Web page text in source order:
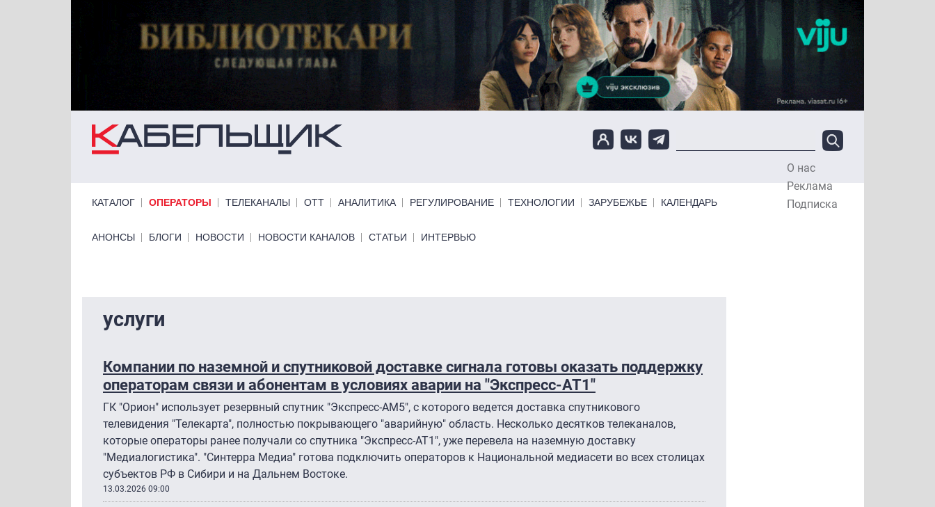
О нас
Реклама
Подписка
КАТАЛОГ ОПЕРАТОРЫ ТЕЛЕКАНАЛЫ ОТТ АНАЛИТИКА РЕГУЛИРОВАНИЕ ТЕХНОЛОГИИ ЗАРУБЕЖЬЕ КАЛЕНДАРЬ
Primary links bottom
АНОНСЫ БЛОГИ НОВОСТИ НОВОСТИ КАНАЛОВ СТАТЬИ ИНТЕРВЬЮ
услуги
Компании по наземной и спутниковой доставке сигнала готовы оказать поддержку
операторам связи и абонентам в условиях аварии на "Экспресс-АТ1″
ГК "Орион" использует резервный спутник "Экспресс-АМ5″, с которого ведется доставка спутникового
телевидения "Телекарта", полностью покрывающего "аварийную" область. Несколько десятков телеканалов,
которые операторы ранее получали со спутника "Экспресс-АТ1″, уже перевела на наземную доставку
"Медиалогистика". "Синтерра Медиа" готова подключить операторов к Национальной медиасети во всех столицах
субъектов РФ в Сибири и на Дальнем Востоке.
13.03.2026 09:00